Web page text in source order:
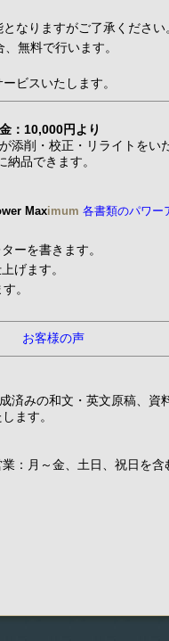
なりますがご了承ください
無料で行います。
ビスいたします。
：10,000円より
添削・校正・リライトをい
品できます。
Maximum 各書類のパワー
ーを書きます。
げます。
。
お客様の声
みの和文・英文原稿、資
ます。
：月～金、土日、祝日を含